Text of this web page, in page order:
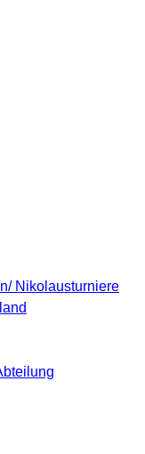
Nikolausturniere